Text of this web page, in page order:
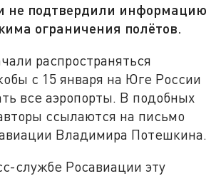
не подтвердили информацию
ограничения полётов.
распространяться
с 15 января на Юге России
все аэропорты. В подобных
ссылаются на письмо
Владимира Потешкина.
службе Росавиации эту